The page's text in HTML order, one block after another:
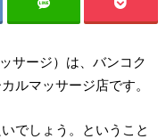
サージ）は、バンコク
ルマッサージ店です。
でしょう。ということ